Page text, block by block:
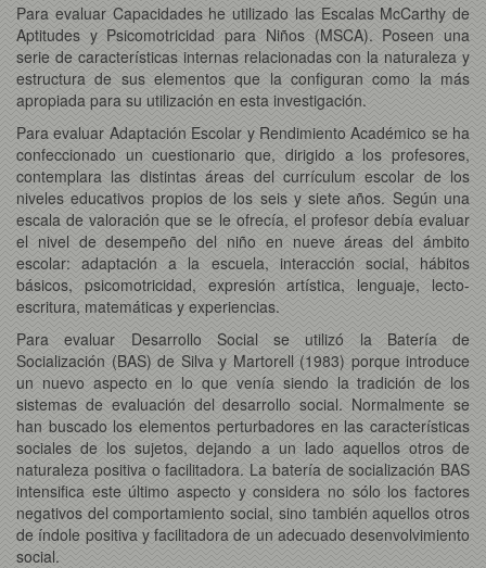
Para evaluar Capacidades he utilizado las Escalas McCarthy de
Aptitudes y Psicomotricidad para Niños (MSCA). Poseen una
serie de características internas relacionadas con la naturaleza y
estructura de sus elementos que la configuran como la más
apropiada para su utilización en esta investigación.
Para evaluar Adaptación Escolar y Rendimiento Académico se ha
confeccionado un cuestionario que, dirigido a los profesores,
contemplara las distintas áreas del currículum escolar de los
niveles educativos propios de los seis y siete años. Según una
escala de valoración que se le ofrecía, el profesor debía evaluar
el nivel de desempeño del niño en nueve áreas del ámbito
escolar: adaptación a la escuela, interacción social, hábitos
básicos, psicomotricidad, expresión artística, lenguaje, lecto-
escritura, matemáticas y experiencias.
Para evaluar
Desarrollo Social se utilizó la Batería de
Socialización (BAS) de Silva y Martorell (1983) porque introduce
un nuevo aspecto en lo que venía siendo la tradición de los
sistemas de evaluación del desarrollo social. Normalmente se
han buscado los elementos perturbadores en las características
sociales de los sujetos, dejando a un lado aquellos otros de
naturaleza positiva o facilitadora. La batería de socialización BAS
intensifica este último aspecto y considera no sólo los factores
negativos del comportamiento social, sino también aquellos otros
de índole positiva y facilitadora de un adecuado desenvolvimiento
social.